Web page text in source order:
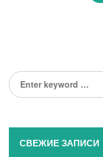
Enter
keyword
СВЕЖИЕ ЗАПИСИ